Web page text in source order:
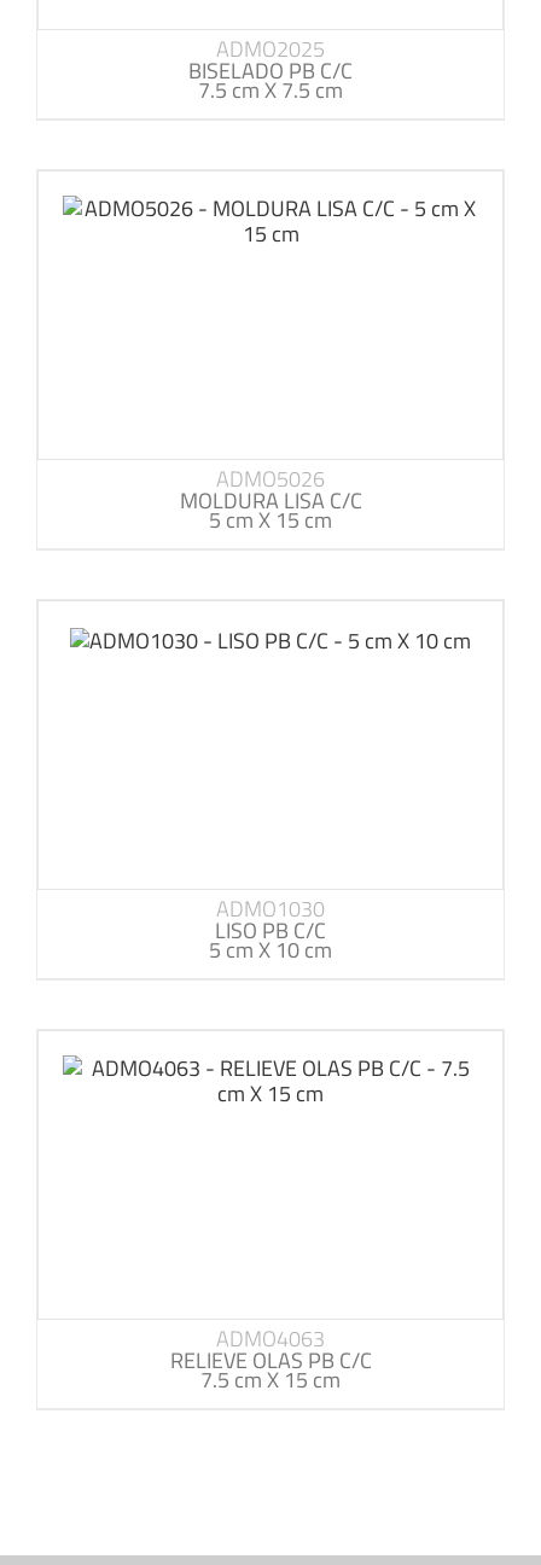
ADMO2025
BISELADO PB C/C
7.5 cm X 7.5 cm
ADMO5026
MOLDURA LISA C/C
5 cm X 15 cm
ADMO1030
LISO PB C/C
5 cm X 10 cm
ADMO4063
RELIEVE OLAS PB C/C
7.5 cm X 15 cm